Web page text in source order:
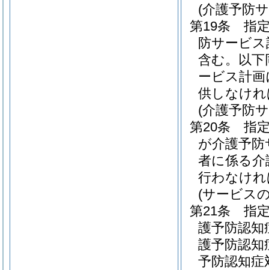
(介護予防
第19条
指
防サービ
含む。以下
ービス計
供しなけ
(介護予防
第20条
指
が介護予
者に係る
行わなけ
(サービス
第21条
指
護予防認知
護予防認知
予防認知症